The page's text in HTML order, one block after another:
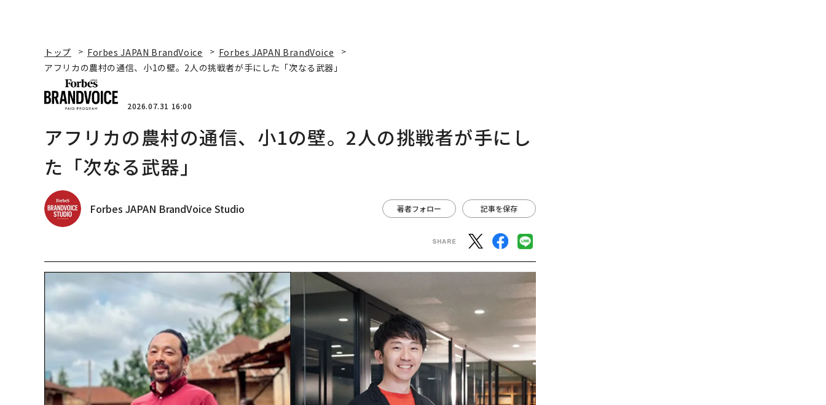
トップ Forbes JAPAN BrandVoice
Forbes JAPAN BrandVoice
アフリカの農村の通信、小1の壁。2人の挑戦者が手にした「次なる武器」
2026.07.31 16:00
アフリカの農村の通信、小1の壁。2人の挑戦者が手にし
た「次なる武器」
Forbes JAPAN BrandVoice Studio 著者フォロー 記事を保存